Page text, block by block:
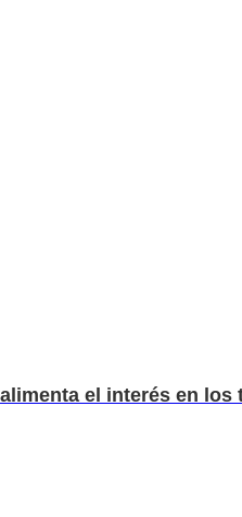
el interés en los